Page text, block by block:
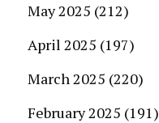
May 2025 (212)
April 2025 (197)
March 2025 (220)
February 2025 (191)